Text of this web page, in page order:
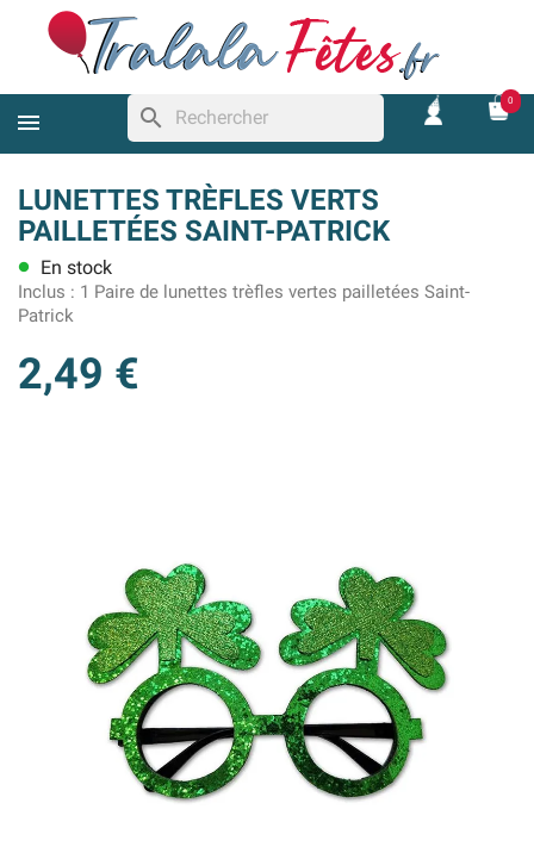
search
0
LUNETTES TRÈFLES VERTS
PAILLETÉES SAINT-PATRICK
lens En stock
Inclus : 1 Paire de lunettes trèfles vertes pailletées Saint-
Patrick
2,49 €